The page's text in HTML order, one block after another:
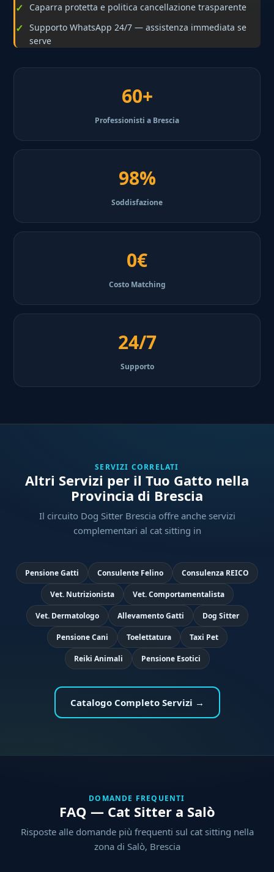
Caparra protetta e politica cancellazione trasparente
Supporto WhatsApp 24/7 — assistenza immediata se
serve
60+
Professionisti a Brescia
98%
Soddisfazione
0€
Costo Matching
24/7
Supporto
SERVIZI CORRELATI
Altri Servizi per il Tuo Gatto nella
Provincia di Brescia
Il circuito Dog Sitter Brescia offre anche servizi
complementari al cat sitting in
Pensione Gatti Consulente Felino Consulenza REICO
Vet. Nutrizionista Vet. Comportamentalista
Vet. Dermatologo Allevamento Gatti Dog Sitter
Pensione Cani Toelettatura Taxi Pet
Reiki Animali Pensione Esotici
Catalogo Completo Servizi →
DOMANDE FREQUENTI
FAQ — Cat Sitter a Salò
Risposte alle domande più frequenti sul cat sitting nella
zona di Salò, Brescia